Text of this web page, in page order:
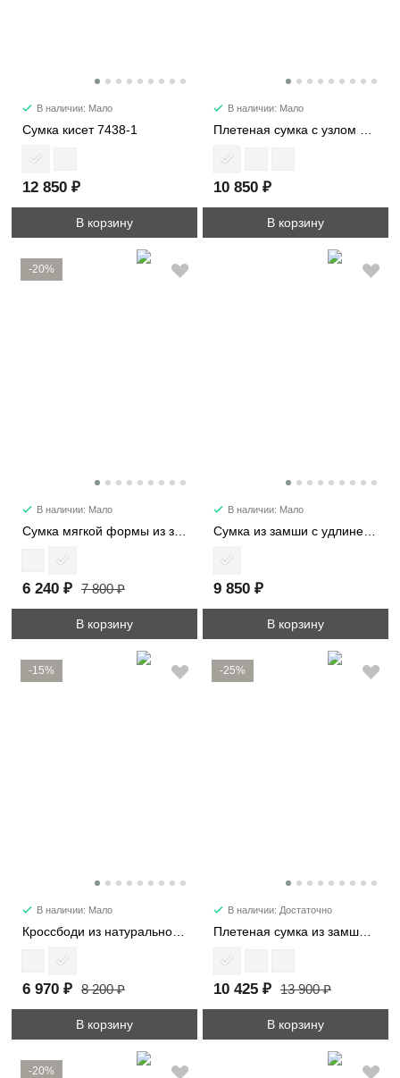
В наличии: Мало
Сумка кисет 7438-1
12 850 ₽
В корзину
В наличии: Мало
Плетеная сумка с узлом мини 6502-1
10 850 ₽
В корзину
-20%
В наличии: Мало
6 240 ₽ 7 800 ₽
В корзину
В наличии: Мало
9 850 ₽
В корзину
-15%
В наличии: Мало
Кроссбоди из натуральной замши 3596
6 970 ₽ 8 200 ₽
В корзину
-25%
В наличии: Достаточно
Плетеная сумка из замши 1376
10 425 ₽ 13 900 ₽
В корзину
-20%